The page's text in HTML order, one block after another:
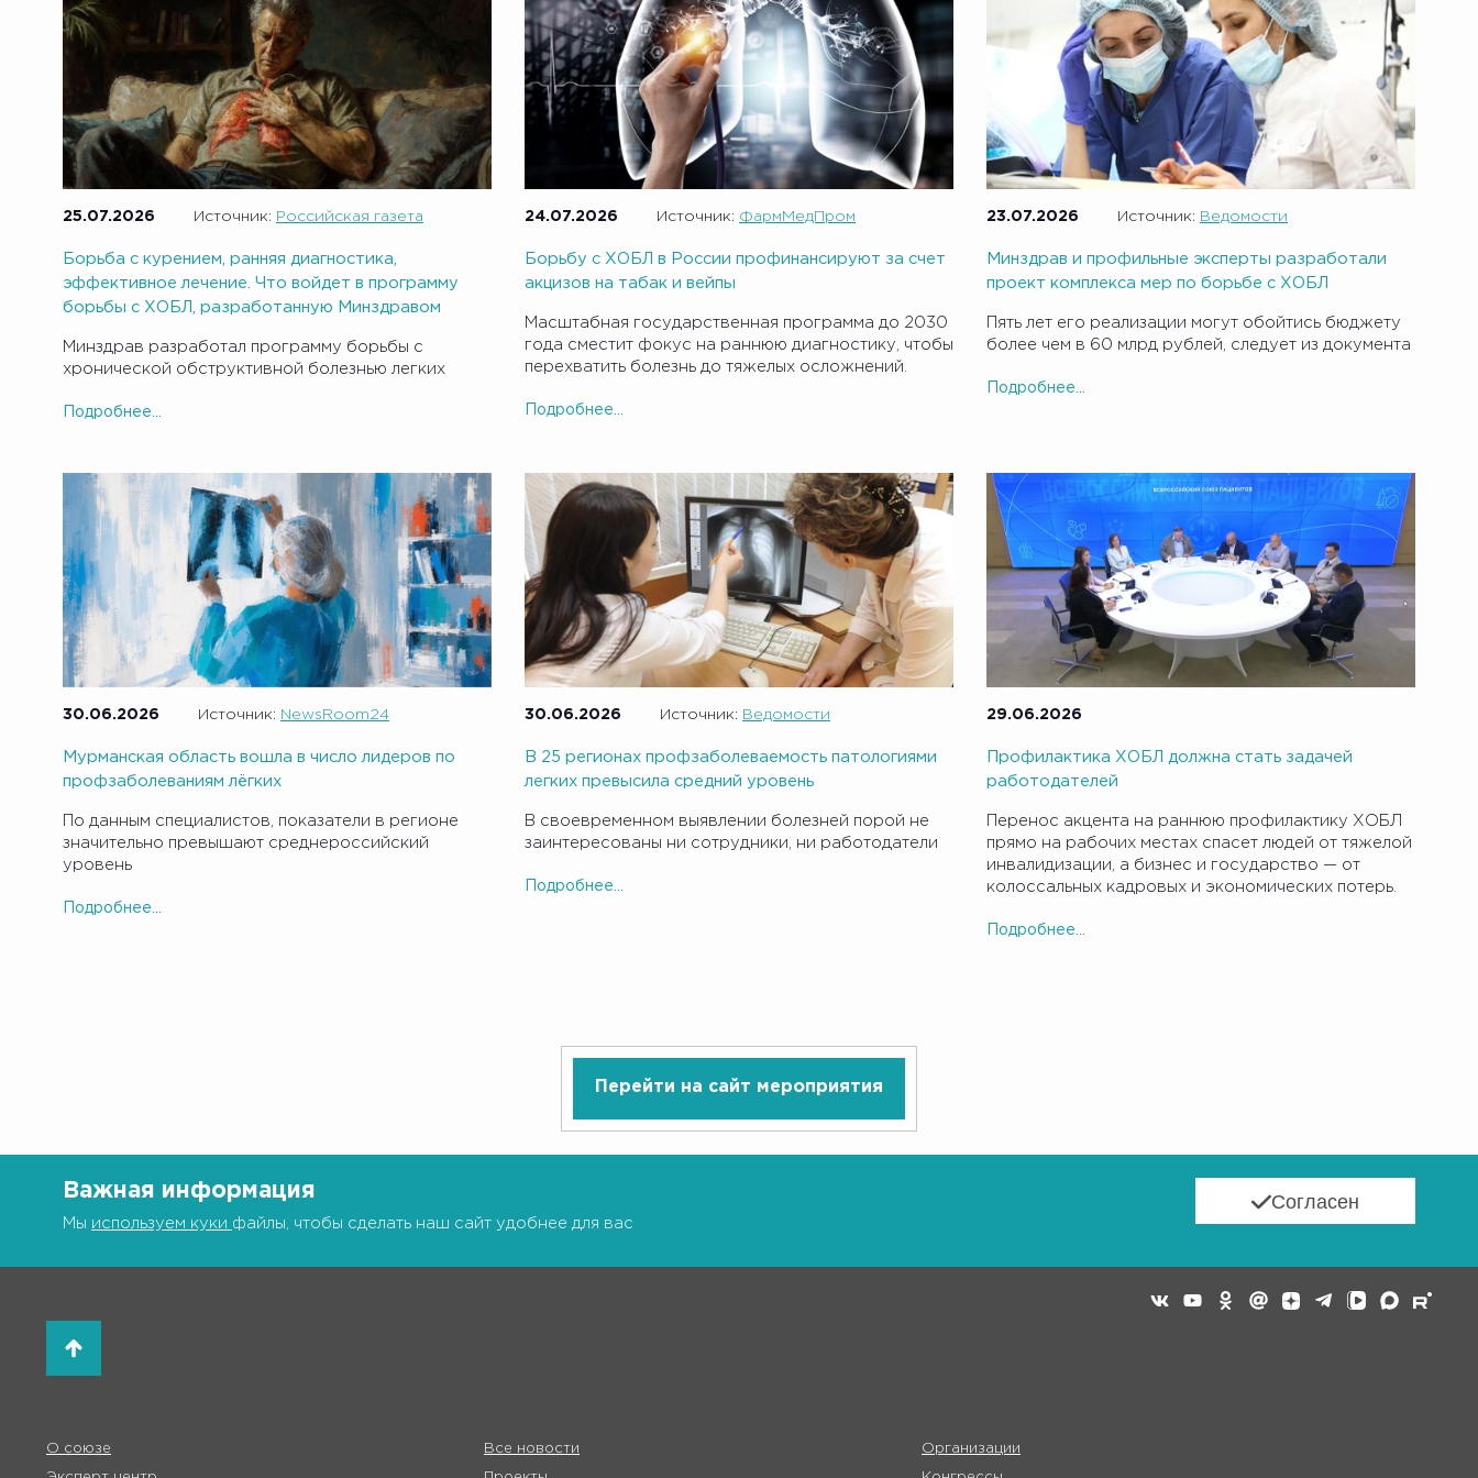
25.07.2026 Источник: Российская газета
Борьба с курением, ранняя диагностика,
эффективное лечение. Что войдет в программу
борьбы с ХОБЛ, разработанную Минздравом
Минздрав разработал программу борьбы с
хронической обструктивной болезнью легких
Подробнее...
24.07.2026 Источник: ФармМедПром
Борьбу с ХОБЛ в России профинансируют за счет
акцизов на табак и вейпы
Масштабная государственная программа до 2030
года сместит фокус на раннюю диагностику, чтобы
перехватить болезнь до тяжелых осложнений.
Подробнее...
23.07.2026 Источник: Ведомости
Минздрав и профильные эксперты разработали
проект комплекса мер по борьбе с ХОБЛ
Пять лет его реализации могут обойтись бюджету
более чем в 60 млрд рублей, следует из документа
Подробнее...
30.06.2026 Источник: NewsRoom24
Мурманская область вошла в число лидеров по
профзаболеваниям лёгких
По данным специалистов, показатели в регионе
значительно превышают среднероссийский
уровень
Подробнее...
30.06.2026 Источник: Ведомости
В 25 регионах профзаболеваемость патологиями
легких превысила средний уровень
В своевременном выявлении болезней порой не
заинтересованы ни сотрудники, ни работодатели
Подробнее...
29.06.2026
Профилактика ХОБЛ должна стать задачей
работодателей
Перенос акцента на раннюю профилактику ХОБЛ
прямо на рабочих местах спасет людей от тяжелой
инвалидизации, а бизнес и государство — от
колоссальных кадровых и экономических потерь.
Подробнее...
Перейти на сайт мероприятия
Важная информация
Мы используем куки файлы, чтобы сделать наш сайт удобнее для вас
Согласен
О союзе Все новости Организации